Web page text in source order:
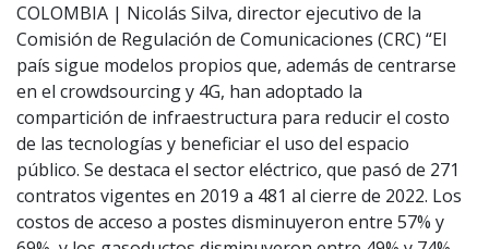
COLOMBIA | Nicolás Silva, director ejecutivo de la
Comisión de Regulación de Comunicaciones (CRC) “El
país sigue modelos propios que, además de centrarse
en el crowdsourcing y 4G, han adoptado la
compartición de infraestructura para reducir el costo
de las tecnologías y beneficiar el uso del espacio
público. Se destaca el sector eléctrico, que pasó de 271
contratos vigentes en 2019 a 481 al cierre de 2022. Los
costos de acceso a postes disminuyeron entre 57% y